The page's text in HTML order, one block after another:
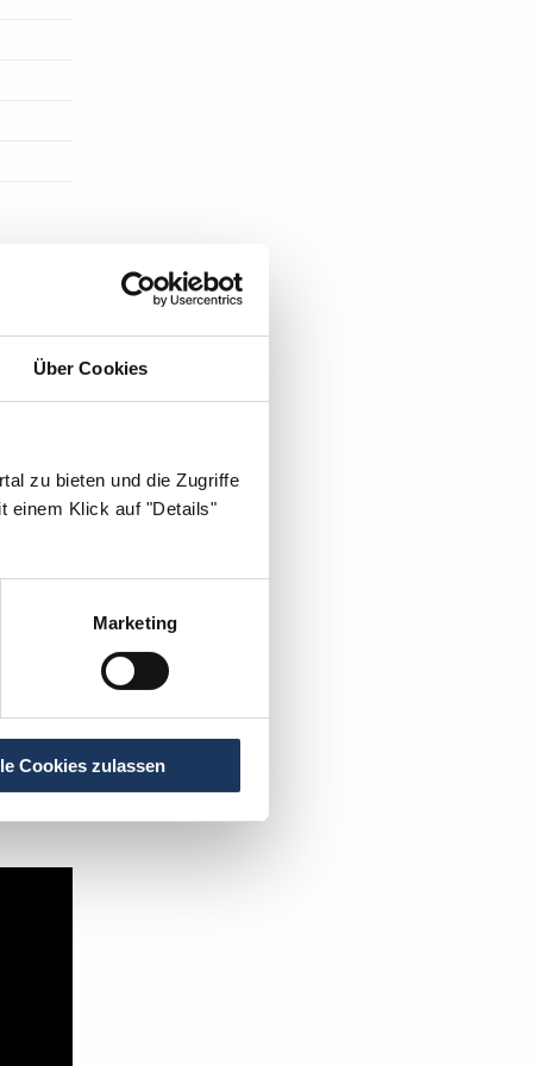
Über Cookies
zu bieten und die Zugriffe
einem Klick auf "Details"
Marketing
Cookies zulassen
DIE